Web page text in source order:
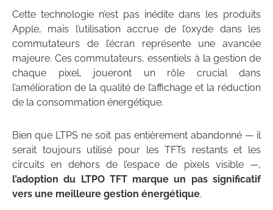
Cette technologie n’est pas inédite dans les produits
Apple, mais l’utilisation accrue de l’oxyde dans les
commutateurs de l’écran représente une avancée
majeure. Ces commutateurs, essentiels à la gestion de
chaque pixel, joueront un rôle crucial dans
l’amélioration de la qualité de l’affichage et la réduction
de la consommation énergétique.
Bien que LTPS ne soit pas entièrement abandonné — il
serait toujours utilisé pour les TFTs restants et les
circuits en dehors de l’espace de pixels visible —,
l’adoption du LTPO TFT marque un pas significatif
vers une meilleure gestion énergétique.